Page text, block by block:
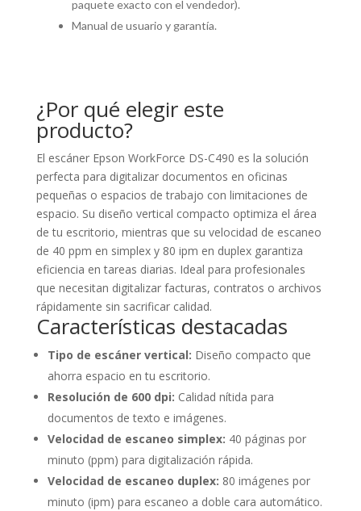
paquete exacto con el vendedor).
Manual de usuario y garantía.
¿Por qué elegir este
producto?
El escáner Epson WorkForce DS-C490 es la solución
perfecta para digitalizar documentos en oficinas
pequeñas o espacios de trabajo con limitaciones de
espacio. Su diseño vertical compacto optimiza el área
de tu escritorio, mientras que su velocidad de escaneo
de 40 ppm en simplex y 80 ipm en duplex garantiza
eficiencia en tareas diarias. Ideal para profesionales
que necesitan digitalizar facturas, contratos o archivos
rápidamente sin sacrificar calidad.
Características destacadas
Tipo de escáner vertical: Diseño compacto que
ahorra espacio en tu escritorio.
Resolución de 600 dpi: Calidad nítida para
documentos de texto e imágenes.
Velocidad de escaneo simplex: 40 páginas por
minuto (ppm) para digitalización rápida.
Velocidad de escaneo duplex: 80 imágenes por
minuto (ipm) para escaneo a doble cara automático.